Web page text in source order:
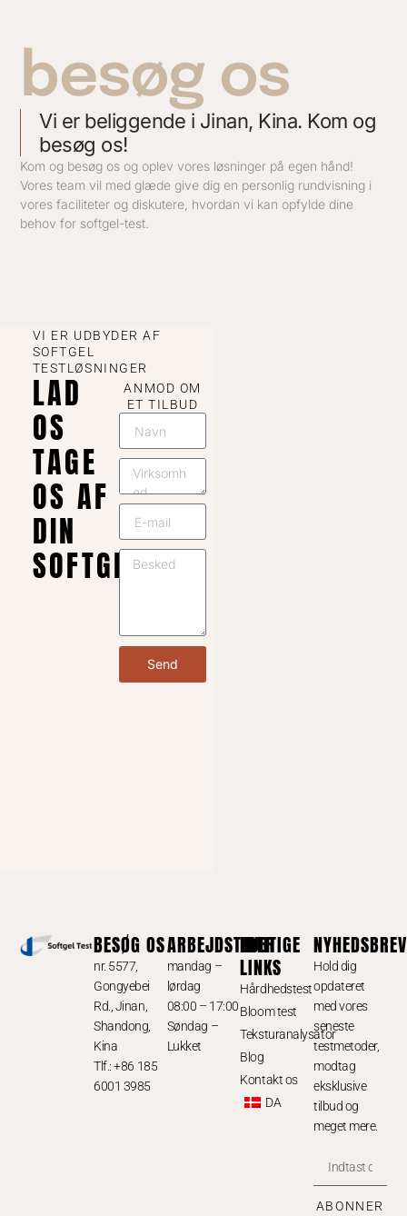
besøg os
Vi er beliggende i Jinan, Kina. Kom og
besøg os!
Kom og besøg os og oplev vores løsninger på egen hånd!
Vores team vil med glæde give dig en personlig rundvisning i
vores faciliteter og diskutere, hvordan vi kan opfylde dine
behov for softgel-test.
VI ER UDBYDER AF
SOFTGEL
TESTLØSNINGER
LAD
OS
TAGE
OS AF
DIN
SOFTGEL
ANMOD OM
ET TILBUD
Send
BESØG OS
nr. 5577,
Gongyebei
Rd., Jinan,
Shandong,
Kina
Tlf.: +86 185
6001 3985
ARBEJDSTIDER
mandag –
lørdag
08:00 – 17:00
Søndag –
Lukket
HURTIGE
LINKS
Hårdhedstest
Bloom test
Teksturanalysator
Blog
Kontakt os
DA
NYHEDSBREV
Hold dig
opdateret
med vores
seneste
testmetoder,
modtag
eksklusive
tilbud og
meget mere.
ABONNER